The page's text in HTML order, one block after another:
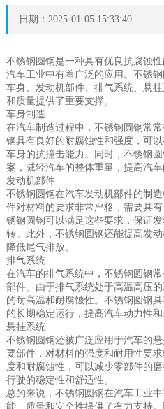
日期：2025-01-05 15:33:40
不锈钢圆钢是一种具有优良抗腐蚀
汽车工业中有着广泛的应用。不锈
车身、发动机部件、排气系统、悬
和质量提供了重要支撑。
车身制造
在汽车制造过程中，不锈钢圆钢常
钢具有良好的耐腐蚀性和强度，可
车身的抗撞击能力。同时，不锈钢
案，减轻汽车的整体重量，提高汽车
发动机部件
不锈钢圆钢在汽车发动机部件的制
件对材料的要求非常严格，需要具
锈钢圆钢可以满足这些要求，保证
转。此外，不锈钢圆钢还能提高发
降低尾气排放。
排气系统
在汽车的排气系统中，不锈钢圆钢
部件。由于排气系统处于高温高压
的耐高温和耐腐蚀性。不锈钢圆钢
的长期稳定运行，提高汽车动力性和
悬挂系统
不锈钢圆钢还被广泛应用于汽车的
要部件，对材料的强度和耐用性要
度和耐腐蚀性，可以减少零部件的
行驶的稳定性和舒适性。
总的来说，不锈钢圆钢在汽车工业
能、质量和安全性提供了有力支持